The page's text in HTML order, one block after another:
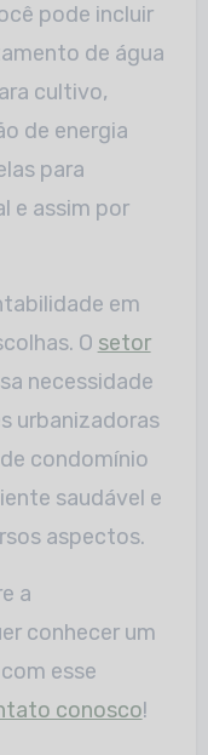
pode incluir
de água
cultivo,
de energia
para
e assim por
em
O setor
necessidade
urbanizadoras
condomínio
saudável e
aspectos.
a
conhecer um
esse
conosco!